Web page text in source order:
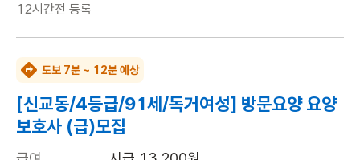
12시간전 등록
도보 7분 ~ 12분 예상
[신교동/4등급/91세/독거여성] 방문요양 요양
보호사 (급)모집